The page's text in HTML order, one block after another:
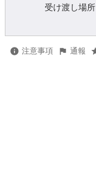
受け渡し場所
注意事項 通報